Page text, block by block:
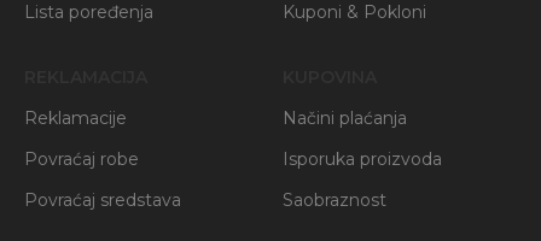
Lista poređenja
Kuponi & Pokloni
Reklamacije
Povraćaj robe
Povraćaj sredstava
Načini plaćanja
Isporuka proizvoda
Saobraznost